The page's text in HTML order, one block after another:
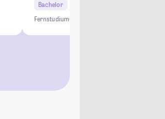
Bachelor
FernstudiumOnline Studium